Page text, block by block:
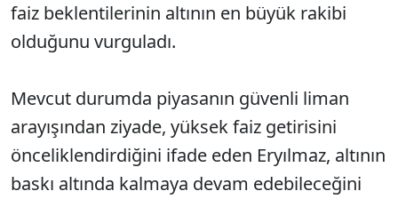
faiz beklentilerinin altının en büyük rakibi
olduğunu vurguladı.
Mevcut durumda piyasanın güvenli liman
arayışından ziyade, yüksek faiz getirisini
önceliklendirdiğini ifade eden Eryılmaz, altının
baskı altında kalmaya devam edebileceğini